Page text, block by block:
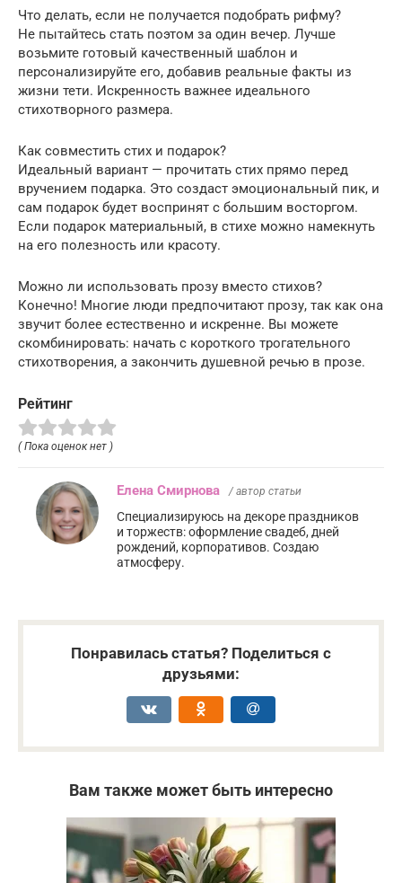
Что делать, если не получается подобрать рифму?
Не пытайтесь стать поэтом за один вечер. Лучше
возьмите готовый качественный шаблон и
персонализируйте его, добавив реальные факты из
жизни тети. Искренность важнее идеального
стихотворного размера.
Как совместить стих и подарок?
Идеальный вариант — прочитать стих прямо перед
вручением подарка. Это создаст эмоциональный пик, и
сам подарок будет воспринят с большим восторгом.
Если подарок материальный, в стихе можно намекнуть
на его полезность или красоту.
Можно ли использовать прозу вместо стихов?
Конечно! Многие люди предпочитают прозу, так как она
звучит более естественно и искренне. Вы можете
скомбинировать: начать с короткого трогательного
стихотворения, а закончить душевной речью в прозе.
Рейтинг
( Пока оценок нет )
Елена Смирнова / автор статьи
Специализируюсь на декоре праздников
и торжеств: оформление свадеб, дней
рождений, корпоративов. Создаю
атмосферу.
Понравилась статья? Поделиться с
друзьями:
Вам также может быть интересно